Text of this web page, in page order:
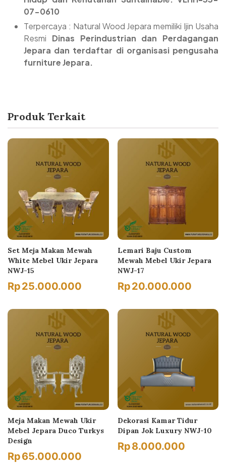
07-0610
Terpercaya : Natural Wood Jepara memiliki Ijin Usaha
Resmi Dinas Perindustrian dan Perdagangan
Jepara dan terdaftar di organisasi pengusaha
furniture Jepara.
Produk Terkait
Set Meja Makan Mewah
White Mebel Ukir Jepara
NWJ-15
Rp25.000.000
Lemari Baju Custom
Mewah Mebel Ukir Jepara
NWJ-17
Rp20.000.000
Meja Makan Mewah Ukir
Mebel Jepara Duco Turkys
Design
Rp65.000.000
Dekorasi Kamar Tidur
Dipan Jok Luxury NWJ-10
Rp8.000.000